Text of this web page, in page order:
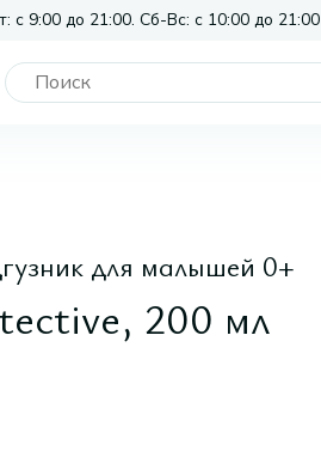
с 9:00 до 21:00. Сб-Вс: с 10:00 до 21:00
для малышей 0+
200 мл